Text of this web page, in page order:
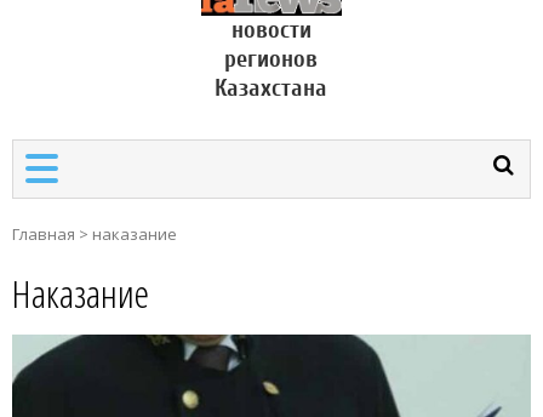
новости
регионов
Казахстана
Главная > наказание
Наказание